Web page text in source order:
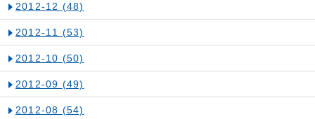
2012-12 (48)
2012-11 (53)
2012-10 (50)
2012-09 (49)
2012-08 (54)